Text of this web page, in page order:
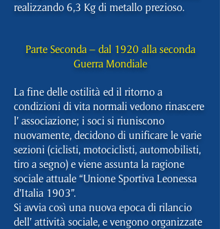
realizzando 6,3 Kg di metallo prezioso.
Parte Seconda – dal 1920 alla seconda
Guerra Mondiale
La fine delle ostilità ed il ritorno a
condizioni di vita normali vedono rinascere
l’ associazione; i soci si riuniscono
nuovamente, decidono di unificare le varie
sezioni (ciclisti, motociclisti, automobilisti,
tiro a segno) e viene assunta la ragione
sociale attuale “Unione Sportiva Leonessa
d’Italia 1903”.
Si avvia così una nuova epoca di rilancio
dell’ attività sociale, e vengono organizzate